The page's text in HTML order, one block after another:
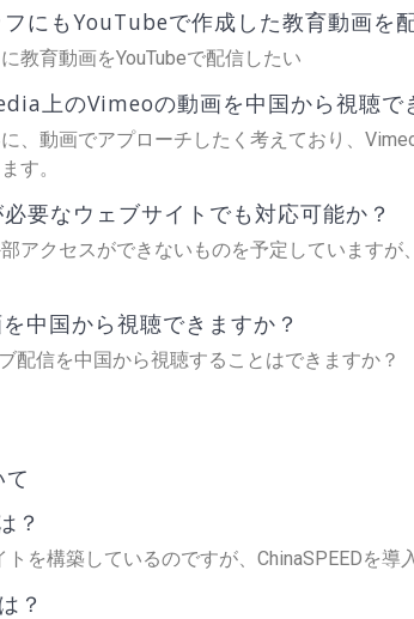
にもYouTubeで作成した教育動画を
教育動画をYouTubeで配信したい
上のVimeoの動画を中国から視聴で
、動画でアプローチしたく考えており、
す。
要なウェブサイトでも対応可能か？
アクセスができないものを予定しています
中国から視聴できますか？
配信を中国から視聴することはできますか？
？
を構築しているのですが、ChinaSPEEDを導
？